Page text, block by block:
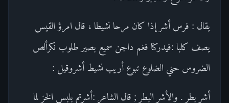
يقال : فرس أشر إذا كان مرحا نشيطا ، قال امرؤ القيس
يصف كلبا :فيدركنا فغم داجن سميع بصير طلوب نكرألص
الضروس حني الضلوع تبوع أريب نشيط أشروقيل :
أشر بطر . والأشر البطر ; قال الشاعر :أشرتم بلبس الخز لما